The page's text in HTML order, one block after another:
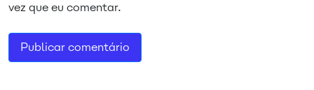
vez que eu comentar.